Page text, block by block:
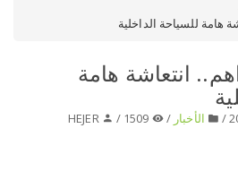
هامة للسياحة الداخلية
انتعاشة هامة
الأخبار /
HEJER